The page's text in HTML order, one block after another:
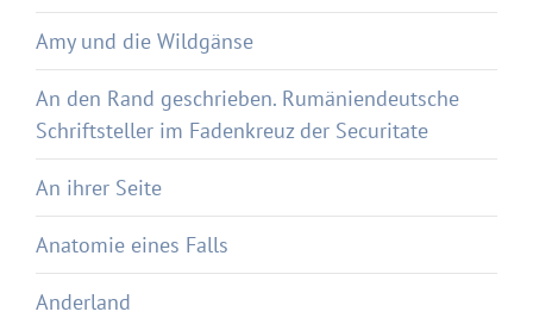
Amy und die Wildgänse
An den Rand geschrieben. Rumäniendeutsche
Schriftsteller im Fadenkreuz der Securitate
An ihrer Seite
Anatomie eines Falls
Anderland